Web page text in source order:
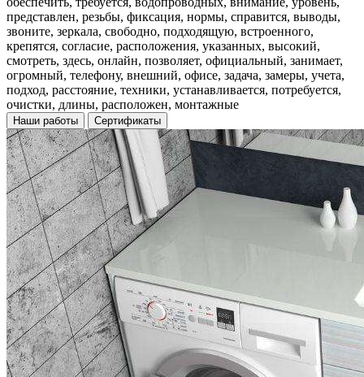
представлен, резьбы, фиксация, нормы, справится, выводы,
звоните, зеркала, свободно, подходящую, встроенного,
крепятся, согласие, расположения, указанных, высокий,
смотреть, здесь, онлайн, позволяет, официальный, занимает,
огромный, телефону, внешний, офисе, задача, замеры, учета,
подход, расстояние, техники, устанавливается, потребуется,
очистки, длины, расположен, монтажные
Наши работы Сертификаты